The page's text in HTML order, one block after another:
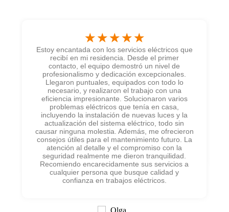
☆☆☆☆☆
Estoy encantada con los servicios eléctricos que
recibí en mi residencia. Desde el primer
contacto, el equipo demostró un nivel de
profesionalismo y dedicación excepcionales.
Llegaron puntuales, equipados con todo lo
necesario, y realizaron el trabajo con una
eficiencia impresionante. Solucionaron varios
problemas eléctricos que tenía en casa,
incluyendo la instalación de nuevas luces y la
actualización del sistema eléctrico, todo sin
causar ninguna molestia. Además, me ofrecieron
consejos útiles para el mantenimiento futuro. La
atención al detalle y el compromiso con la
seguridad realmente me dieron tranquilidad.
Recomiendo encarecidamente sus servicios a
cualquier persona que busque calidad y
confianza en trabajos eléctricos.